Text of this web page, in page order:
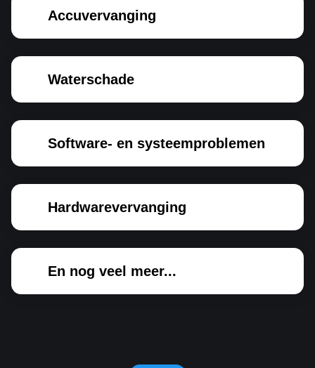
Accuvervanging
Waterschade
Software- en systeemproblemen
Hardwarevervanging
En nog veel meer...